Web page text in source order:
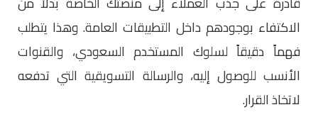
الاكتفاء بوجودهم داخل التطبيقات العامة. وهذا يتطلب
فهماً دقيقاً لسلوك المستخدم السعودي، والقنوات
الأنسب للوصول إليه، والرسالة التسويقية التي تدفعه
لاتخاذ القرار.